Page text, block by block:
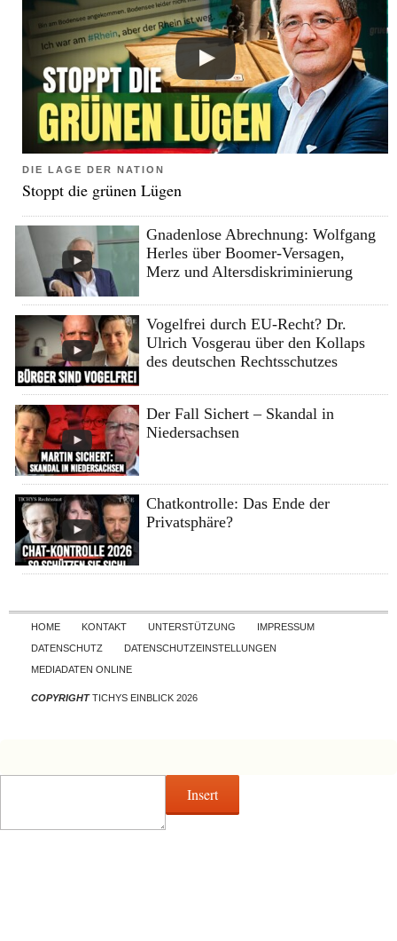
DIE LAGE DER NATION
Stoppt die grünen Lügen
Gnadenlose Abrechnung: Wolfgang
Herles über Boomer-Versagen,
Merz und Altersdiskriminierung
Vogelfrei durch EU-Recht? Dr.
Ulrich Vosgerau über den Kollaps
des deutschen Rechtsschutzes
Der Fall Sichert – Skandal in
Niedersachsen
Chatkontrolle: Das Ende der
Privatsphäre?
Skip to content
HOME KONTAKT UNTERSTÜTZUNG
IMPRESSUM
DATENSCHUTZ
DATENSCHUTZEINSTELLUNGEN
MEDIADATEN ONLINE
COPYRIGHTTICHYS EINBLICK 2026
Insert